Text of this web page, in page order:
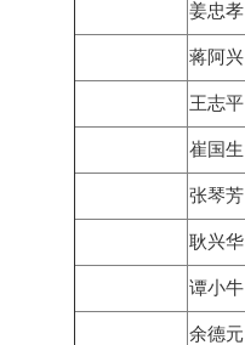
姜忠孝
蒋阿兴
王志平
崔国生
张琴芳
耿兴华
谭小牛
余德元